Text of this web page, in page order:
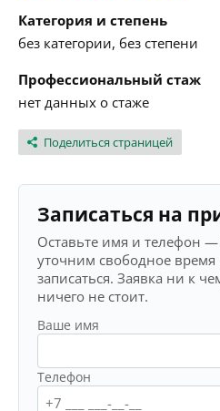
Категория и степень
без категории, без степени
Профессиональный стаж
нет данных о стаже
Поделиться страницей
Записаться на
Оставьте имя и телефон
уточним свободное
записаться. Заявка ни к
ничего не стоит.
Ваше имя
Телефон